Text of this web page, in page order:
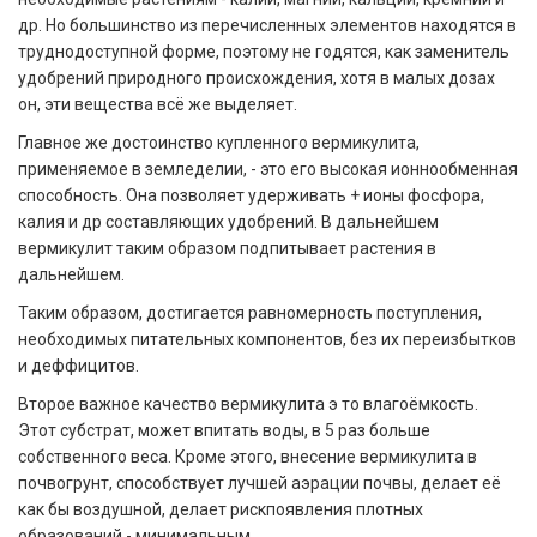
др. Но большинство из перечисленных элементов находятся в
труднодоступной форме, поэтому не годятся, как заменитель
удобрений природного происхождения, хотя в малых дозах
он, эти вещества всё же выделяет.
Главное же достоинство купленного вермикулита,
применяемое в земледелии, - это его высокая ионнообменная
способность. Она позволяет удерживать + ионы фосфора,
калия и др составляющих удобрений. В дальнейшем
вермикулит таким образом подпитывает растения в
дальнейшем.
Таким образом, достигается равномерность поступления,
необходимых питательных компонентов, без их переизбытков
и деффицитов.
Второе важное качество вермикулита э то влагоёмкость.
Этот субстрат, может впитать воды, в 5 раз больше
собственного веса. Кроме этого, внесение вермикулита в
почвогрунт, способствует лучшей аэрации почвы, делает её
как бы воздушной, делает рискпоявления плотных